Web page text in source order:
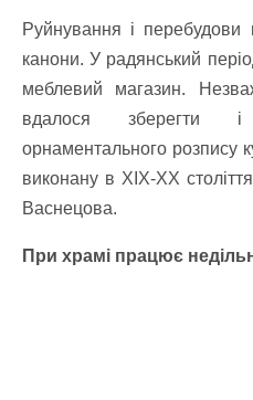
Руйнування і перебудови
канони. У радянський
меблевий магазин.
вдалося зберегти і
орнаментального розпису
виконану в XIX-XX
Васнецова.
При храмі працює